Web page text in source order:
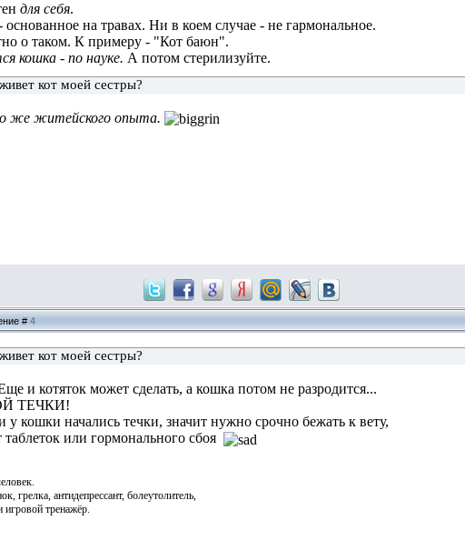
для себя.
основанное на травах. Ни в коем случае - не гармональное.
о таком. К примеру - "Кот баюн".
кошка - по науке. А потом стерилизуйте.
кот моей сестры?
же житейского опыта.
# 4
кот моей сестры?
и котяток может сделать, а кошка потом не разродится...
ТЕЧКИ!
у кошки начались течки, значит нужно срочно бежать к вету,
или гормонального сбоя
грелка, антидепрессант, болеутолитель,
тренажёр.